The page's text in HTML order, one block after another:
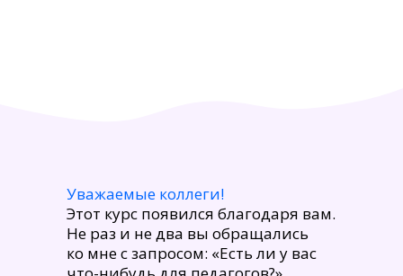
Уважаемые коллеги!
Этот курс появился благодаря вам.
Не раз и не два вы обращались
ко мне с запросом: «Есть ли у вас